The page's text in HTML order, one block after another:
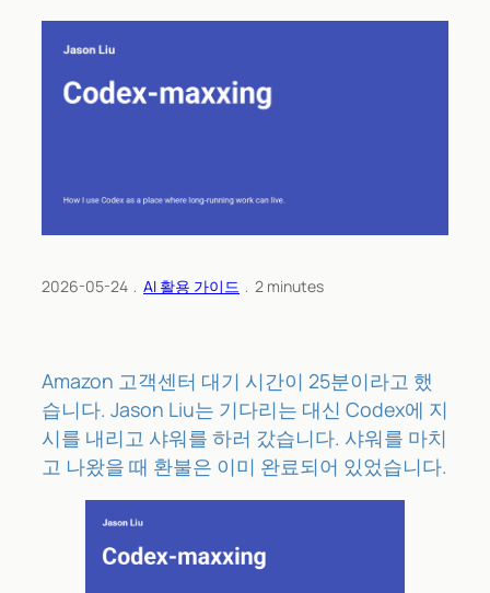
2026-05-24 ﹒ AI 활용 가이드 ﹒ 2 minutes
Amazon 고객센터 대기 시간이 25분이라고 했
습니다. Jason Liu는 기다리는 대신 Codex에 지
시를 내리고 샤워를 하러 갔습니다. 샤워를 마치
고 나왔을 때 환불은 이미 완료되어 있었습니다.